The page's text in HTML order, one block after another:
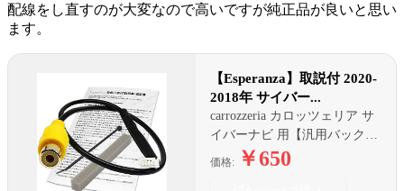
配線をし直すのが大変なので高いですが純正品が良いと思い
ます。
【Esperanza】取説付 2020-
2018年 サイバー...
carrozzeria カロッツェリア サ
イバーナビ 用【汎用バックカ
メラ接続用変換アダプター】
ですRD-C200代品
価格: ￥650